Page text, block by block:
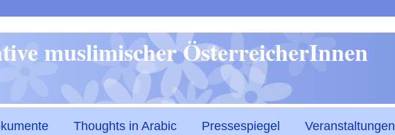
zum
Inhalt
muslimischer ÖsterreicherInnen
Thoughts in Arabic Pressespiegel Veranstaltungen